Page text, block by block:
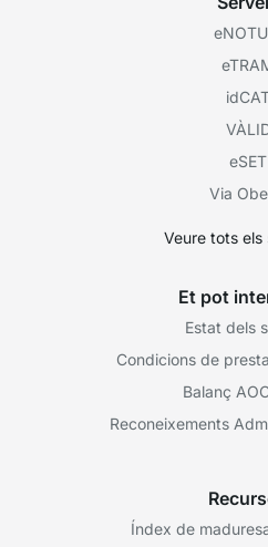
eSET
Via
Veure tots els
Et pot
Estat dels
Condicions de
Balanç
Reconeixements
Índex de